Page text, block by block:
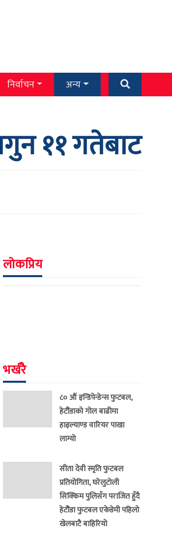
निर्वाचन अन्य
११ गतेबाट
लोकप्रिय
भर्खरै
८० औं इन्डिपेन्डेन्स फुटबल,
हेटौंडाको गोल बाढीमा
हाइल्याण्ड वारियर पाखा
लाग्यो
सीता देवी स्मृति फुटबल
प्रतियोगिता, घरेलुटोली
सिक्किम पुलिसँग पराजित हुँदै
हेटौंडा फुटबल एकेडेमी पहिलो
खेलबाटै बाहिरियो